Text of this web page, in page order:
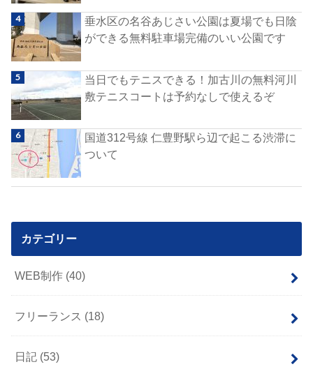
垂水区の名谷あじさい公園は夏場でも日陰
ができる無料駐車場完備のいい公園です
当日でもテニスできる！加古川の無料河川
敷テニスコートは予約なしで使えるぞ
国道312号線 仁豊野駅ら辺で起こる渋滞に
ついて
カテゴリー
WEB制作 (40)
フリーランス (18)
日記 (53)